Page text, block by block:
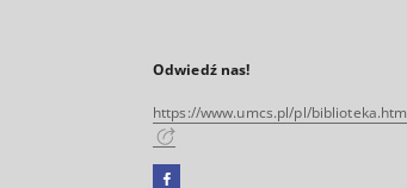
Odwiedź nas!
https://www.umcs.pl/pl/biblioteka.htm
Facebook